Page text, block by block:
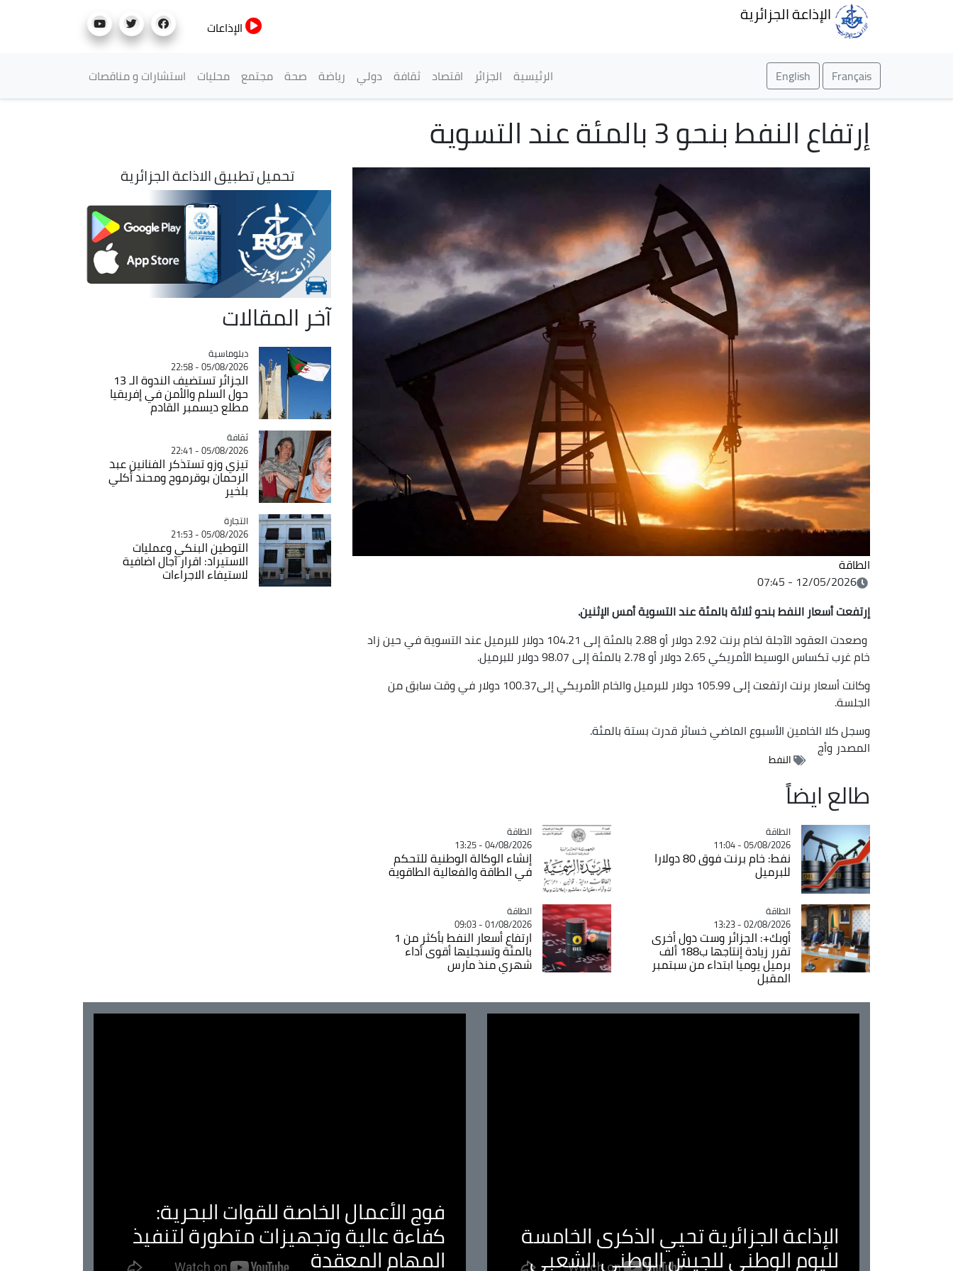
الإذاعة الجزائرية
الإذاعات
Français
English القائمة الرئيسية
الرئيسية الجزائر اقتصاد ثقافة دولي رياضة صحة مجتمع محليات استشارات و مناقصات
إرتفاع النفط بنحو 3 بالمئة عند التسوية
الطاقة
12/05/2026 - 07:45
إرتفعت أسعار النفط بنحو ثلاثة بالمئة عند ‌التسوية أمس الإثنين.
وصعدت العقود الآجلة لخام برنت 2.92 دولار أو 2.88 ‌بالمئة إلى 104.21 دولار للبرميل عند التسوية في حين زاد
خام غرب تكساس الوسيط الأمريكي 2.65 دولار أو 2.78 بالمئة إلى 98.07 ‌دولار للبرميل.
وكانت أسعار برنت ارتفعت إلى 105.99 دولار للبرميل والخام الأمريكي إلى100.37 دولار في وقت سابق من
الجلسة.
وسجل كلا الخامين الأسبوع الماضي خسائر قدرت بستة بالمئة.
المصدر وأج
النفط
طالع ايضاً
Catégorie
الطاقة
05/08/2026 - 11:04
نفط: خام برنت فوق 80 دولارا
للبرميل
Catégorie
الطاقة
04/08/2026 - 13:25
إنشاء الوكالة الوطنية للتحكم
في الطاقة والفعالية الطاقوية
Catégorie
الطاقة
02/08/2026 - 13:23
أوبك+: الجزائر وست دول أخرى
تقرر زيادة إنتاجها ب188 ألف
برميل يوميا ابتداء من سبتمبر
المقبل
Catégorie
الطاقة
01/08/2026 - 09:03
ارتفاع أسعار النفط بأكثر من 1
بالمئة وتسجليها أقوى أداء
شهري منذ مارس
تحميل تطبيق الاذاعة الجزائرية
آخر المقالات
Catégorie
دبلوماسية
05/08/2026 - 22:58
الجزائر تستضيف الندوة الـ 13
حول السلم والأمن في إفريقيا
مطلع ديسمبر القادم
Catégorie
ثقافة
05/08/2026 - 22:41
تيزي وزو تستذكر الفنانين عبد
الرحمان بوقرموح ومحند أكلي
بلخير
Catégorie
التجارة
05/08/2026 - 21:53
التوطين البنكي وعمليات
الاستيراد: اقرار آجال اضافية
لاستيفاء الاجراءات
الإذاعة الجزائرية تحيي الذكرى الخامسة
لليوم الوطني للجيش الوطني الشعبي
فوج الأعمال الخاصة للقوات البحرية:
كفاءة عالية وتجهيزات متطورة لتنفيذ
المهام المعقدة